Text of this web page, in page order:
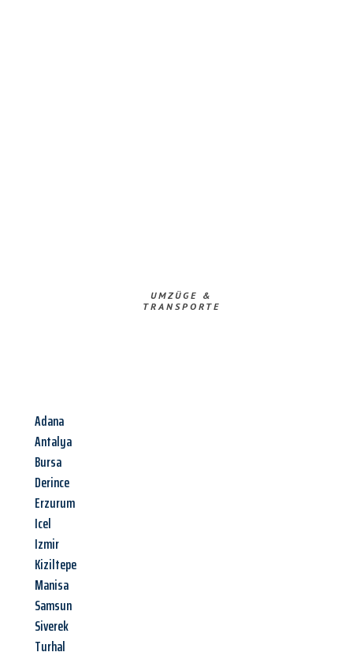
UMZÜGE &
TRANSPORTE
Adana
Antalya
Bursa
Derince
Erzurum
Icel
Izmir
Kiziltepe
Manisa
Samsun
Siverek
Turhal